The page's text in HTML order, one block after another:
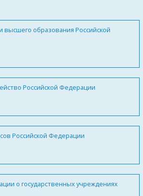
высшего образования Российской
Российской Федерации
Российской Федерации
о государственных учреждениях